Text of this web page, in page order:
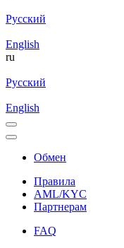
Русский
English
ru
Русский
English
Обмен
Правила
AML/KYC
Партнерам
FAQ